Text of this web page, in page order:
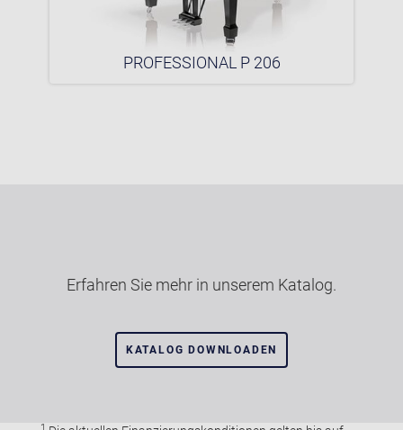
PROFESSIONAL P 206
Erfahren Sie mehr in unserem Katalog.
KATALOG DOWNLOADEN